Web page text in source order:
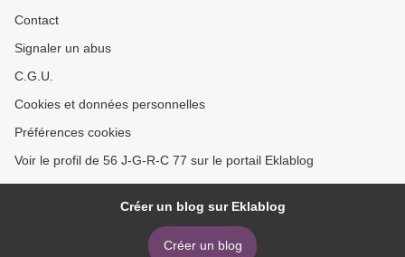
Contact
Signaler un abus
C.G.U.
Cookies et données personnelles
Préférences cookies
Voir le profil de 56 J-G-R-C 77 sur le portail Eklablog
Créer un blog sur Eklablog
Créer un blog